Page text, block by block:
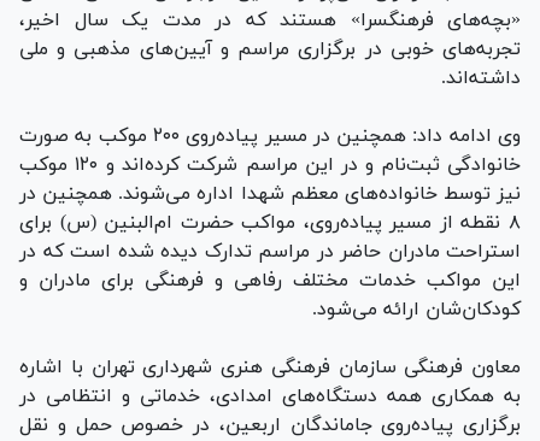
«بچه‌های فرهنگسرا» هستند که در مدت یک سال اخیر،
تجربه‌های خوبی در برگزاری مراسم و آیین‌های مذهبی و ملی
داشته‌اند.
وی ادامه داد: همچنین در مسیر پیاده‌روی ۲۰۰ موکب به صورت
خانوادگی ثبت‌نام و در این مراسم شرکت کرده‌اند و ۱۲۰ موکب
نیز توسط خانواده‌های معظم شهدا اداره می‌شوند. همچنین در
۸ نقطه از مسیر پیاده‌روی، مواکب حضرت ام‌البنین (س) برای
استراحت مادران حاضر در مراسم تدارک دیده شده است که در
این مواکب خدمات مختلف رفاهی و فرهنگی برای مادران و
کودکان‌شان ارائه می‌شود.
معاون فرهنگی سازمان فرهنگی هنری شهرداری تهران با اشاره
به همکاری همه دستگاه‌های امدادی، خدماتی و انتظامی در
برگزاری پیاده‌روی جاماندگان اربعین، در خصوص حمل و نقل